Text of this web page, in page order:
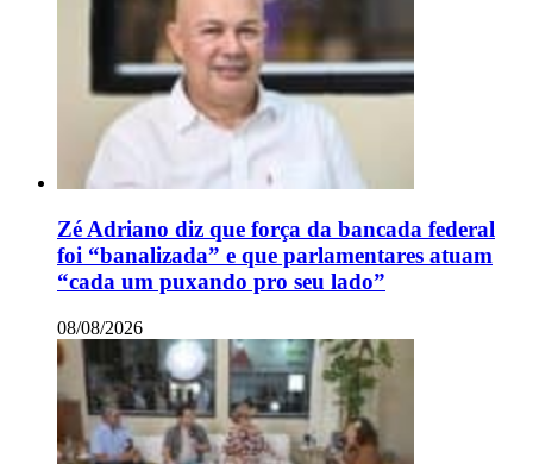
Zé Adriano diz que força da bancada federal
foi “banalizada” e que parlamentares atuam
“cada um puxando pro seu lado”
08/08/2026